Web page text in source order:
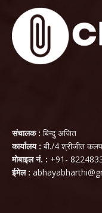
संचालक : बिन्दु अजित
कार्यालय : बी./4 श्रीजीत
मोबाइल नं. : +91-
ईमेल :